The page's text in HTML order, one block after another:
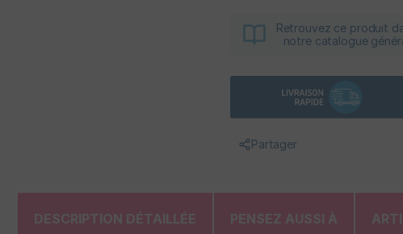
Retrouvez ce produit
notre catalogue
Partager
DESCRIPTION DÉTAILLÉE PENSEZ AUSSI À